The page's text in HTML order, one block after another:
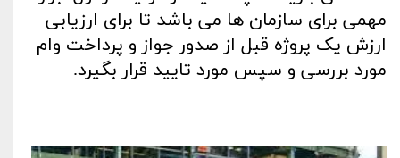
مهمی برای سازمان ها می باشد تا برای ارزیابی
ارزش یک پروژه قبل از صدور جواز و پرداخت وام
مورد بررسی و سپس مورد تایید قرار بگیرد.